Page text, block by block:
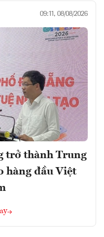
09:11, 08/08/2026
trở thành Trung
hàng đầu Việt